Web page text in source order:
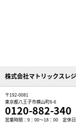
株式会社マトリックスレ
〒192-0081
東京都八王子市横山町6-6
0120-882-340
営業時間：9：00～18：00 定休